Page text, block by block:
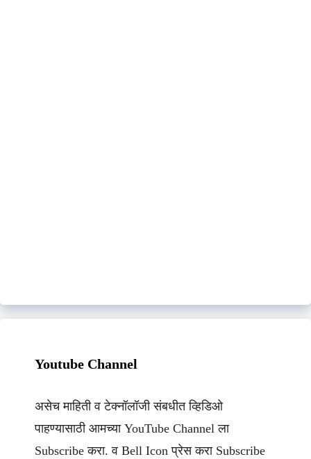
Youtube Channel
असेच माहिती व टेक्नॉलॉजी संबधीत व्हिडिओ
पाहण्यासाठी आमच्या YouTube Channel ला
Subscribe करा. व Bell Icon प्रेस करा Subscribe